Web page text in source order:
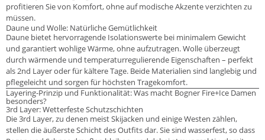
profitieren Sie von Komfort, ohne auf modische Akzente verzichten zu
müssen.
Daune und Wolle: Natürliche Gemütlichkeit
Daune bietet hervorragende Isolationswerte bei minimalem Gewicht
und garantiert wohlige Wärme, ohne aufzutragen. Wolle überzeugt
durch wärmende und temperaturregulierende Eigenschaften – perfekt
als 2nd Layer oder für kältere Tage. Beide Materialien sind langlebig und
pflegeleicht und sorgen für höchsten Tragekomfort.
Layering-Prinzip und Funktionalität: Was macht Bogner Fire+Ice Damen
besonders?
3rd Layer: Wetterfeste Schutzschichten
Die 3rd Layer, zu denen meist Skijacken und einige Westen zählen,
stellen die äußerste Schicht des Outfits dar. Sie sind wasserfest, so dass